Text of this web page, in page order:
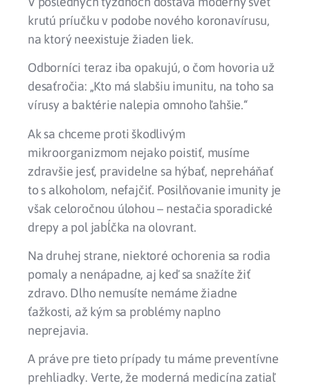
krutú príučku v podobe nového koronavírusu,
na ktorý neexistuje žiaden liek.
Odborníci teraz iba opakujú, o čom hovoria už
desaťročia: „Kto má slabšiu imunitu, na toho sa
vírusy a baktérie nalepia omnoho ľahšie.“
Ak sa chceme proti škodlivým
mikroorganizmom nejako poistiť, musíme
zdravšie jesť, pravidelne sa hýbať, nepreháňať
to s alkoholom, nefajčiť. Posilňovanie imunity je
však celoročnou úlohou – nestačia sporadické
drepy a pol jabĺčka na olovrant.
Na druhej strane, niektoré ochorenia sa rodia
pomaly a nenápadne, aj keď sa snažíte žiť
zdravo. Dlho nemusíte nemáme žiadne
ťažkosti, až kým sa problémy naplno
neprejavia.
A práve pre tieto prípady tu máme preventívne
prehliadky. Verte, že moderná medicína zatiaľ